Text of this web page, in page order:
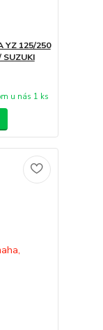
125/250
SUZUKI
u nás 1 ks